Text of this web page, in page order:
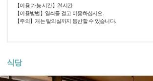
【이용 가능 시간】24시간
【이용방법】열쇠를 걸고 이용하십시오.
【주의】개는 탈의실까지 동반할 수 있습니다.
식당